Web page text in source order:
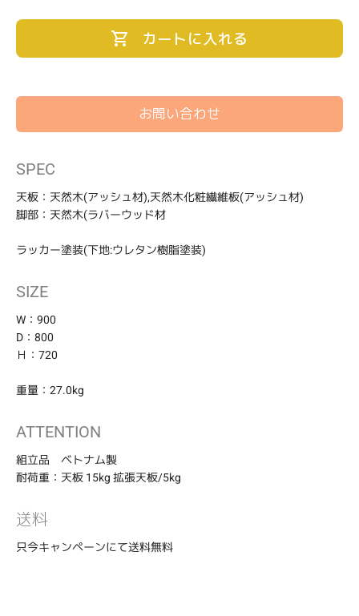
価
カートに入れる
お問い合わせ
カ
ー
ト
に
商
を
加
す
る
SPEC
天板：天然木(アッシュ材),天然木化粧繊維板(アッシュ材)
脚部：天然木(ラバーウッド材
ラッカー塗装(下地:ウレタン樹脂塗装)
SIZE
W：900
D：800
Ｈ：720
重量：27.0kg
ATTENTION
組立品 ベトナム製
耐荷重：天板 15kg 拡張天板/5kg
送料
只今キャンペーンにて送料無料